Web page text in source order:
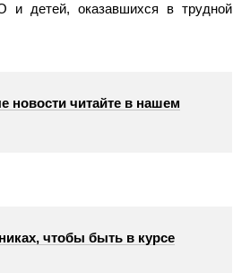
и детей, оказавшихся в трудной
новости читайте в нашем
чтобы быть в курсе